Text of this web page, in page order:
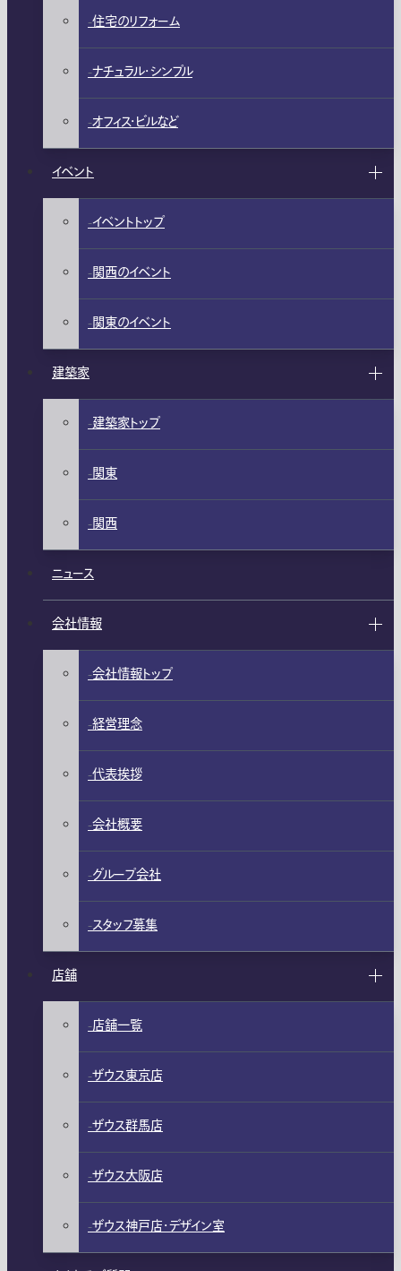
住宅のリフォーム
ナチュラル・シンプル
オフィス・ビルなど
イベント
イベントトップ
関西のイベント
関東のイベント
建築家
建築家トップ
関東
関西
ニュース
会社情報
会社情報トップ
経営理念
代表挨拶
会社概要
グループ会社
スタッフ募集
店舗
店舗一覧
ザウス東京店
ザウス群馬店
ザウス大阪店
ザウス神戸店・デザイン室